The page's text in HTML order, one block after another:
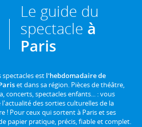
Le guide du
spectacle à
Paris
spectacles est l'hebdomadaire de
et dans sa région. Pièces de théâtre,
concerts, spectacles enfants... : vous
des sorties culturelles de la
! Pour ceux qui sortent à Paris et ses
papier pratique, précis, fiable et complet.